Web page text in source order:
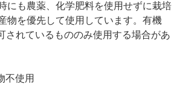
にも農薬、化学肥料を使用せずに栽培
物を優先して使用しています。有機
されているもののみ使用する場合があ
不使用